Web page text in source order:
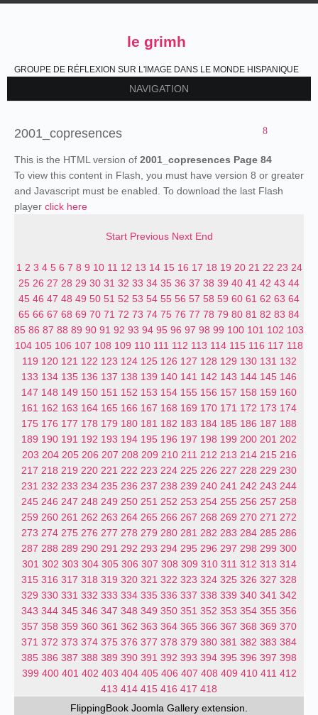
le grimh
GROUPE DE RÉFLEXION SUR L'IMAGE DANS LE MONDE HISPANIQUE
NAVIGATION
2001_copresences
This is the HTML version of 2001_copresences Page 84
To view this content in Flash, you must have version 8 or greater
and Javascript must be enabled. To download the last Flash
player click here
Start Previous Next End
1 2 3 4 5 6 7 8 9 10 11 12 13 14 15 16 17 18 19 20 21 22 23 24
25 26 27 28 29 30 31 32 33 34 35 36 37 38 39 40 41 42 43 44
45 46 47 48 49 50 51 52 53 54 55 56 57 58 59 60 61 62 63 64
65 66 67 68 69 70 71 72 73 74 75 76 77 78 79 80 81 82 83 84
85 86 87 88 89 90 91 92 93 94 95 96 97 98 99 100 101 102 103
104 105 106 107 108 109 110 111 112 113 114 115 116 117 118
119 120 121 122 123 124 125 126 127 128 129 130 131 132
133 134 135 136 137 138 139 140 141 142 143 144 145 146
147 148 149 150 151 152 153 154 155 156 157 158 159 160
161 162 163 164 165 166 167 168 169 170 171 172 173 174
175 176 177 178 179 180 181 182 183 184 185 186 187 188
189 190 191 192 193 194 195 196 197 198 199 200 201 202
203 204 205 206 207 208 209 210 211 212 213 214 215 216
217 218 219 220 221 222 223 224 225 226 227 228 229 230
231 232 233 234 235 236 237 238 239 240 241 242 243 244
245 246 247 248 249 250 251 252 253 254 255 256 257 258
259 260 261 262 263 264 265 266 267 268 269 270 271 272
273 274 275 276 277 278 279 280 281 282 283 284 285 286
287 288 289 290 291 292 293 294 295 296 297 298 299 300
301 302 303 304 305 306 307 308 309 310 311 312 313 314
315 316 317 318 319 320 321 322 323 324 325 326 327 328
329 330 331 332 333 334 335 336 337 338 339 340 341 342
343 344 345 346 347 348 349 350 351 352 353 354 355 356
357 358 359 360 361 362 363 364 365 366 367 368 369 370
371 372 373 374 375 376 377 378 379 380 381 382 383 384
385 386 387 388 389 390 391 392 393 394 395 396 397 398
399 400 401 402 403 404 405 406 407 408 409 410 411 412
413 414 415 416 417 418
FlippingBook Joomla Gallery extension.